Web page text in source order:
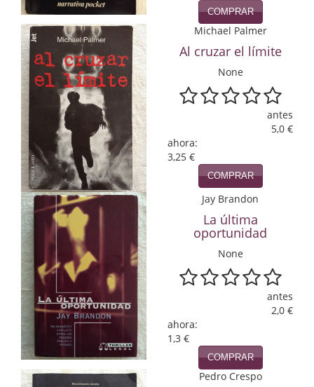
Física y química
Guerra Civil Española
Historia
historia
Infantil y juvenil
Infantil y juvenil. Nuevo!!
Infantil y juvenil. Nuevo!!!
Informática
Literatura fantástica
Literatura hispanoamericana
Local
Mafia y espionaje
Matemáticas
COMPRAR
Michael Palmer
Al cruzar el límite
None
antes
5,0 €
ahora:
3,25 €
COMPRAR
Jay Brandon
La última
oportunidad
None
antes
2,0 €
ahora:
1,3 €
COMPRAR
Pedro Crespo